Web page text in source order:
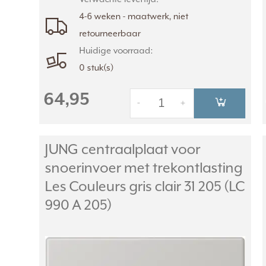
4-6 weken - maatwerk, niet
retourneerbaar
Huidige voorraad:
0 stuk(s)
64,95 +
-
JUNG centraalplaat voor
snoerinvoer met trekontlasting
Les Couleurs gris clair 31 205 (LC
990 A 205)